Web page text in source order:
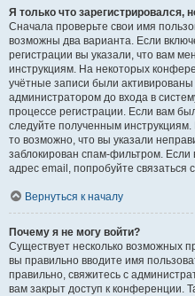
Я только что зарегистрировался,
Сначала проверьте свои имя
возможны два варианта. Если
регистрации вы указали, что вам
инструкциям. На некоторых
учётные записи были
администратором до входа в
процессе регистрации. Если вам
следуйте полученным
то возможно, что вы указали
заблокирован спам-фильтром.
адрес email, попробуйте связаться
Вернуться к началу
Почему я не могу войти?
Существует несколько возможных
вы правильно вводите имя
правильно, свяжитесь с
вам закрыт доступ к конференции.